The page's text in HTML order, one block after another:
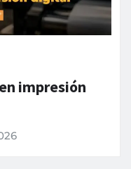
impresión